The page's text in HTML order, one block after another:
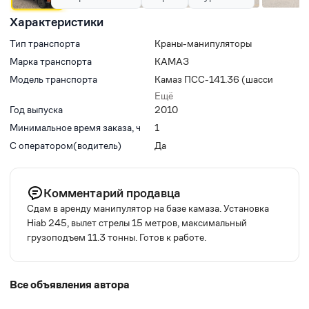
Характеристики
Тип транспорта
Краны-манипуляторы
Марка транспорта
КАМАЗ
Модель транспорта
Камаз ПСС-141.36 (шасси
КАМАЗ-65115 6х4)
Ещё
Год выпуска
2010
Минимальное время заказа, ч
1
С оператором(водитель)
Да
Комментарий продавца
Сдам в аренду манипулятор на базе камаза. Установка
Hiab 245, вылет стрелы 15 метров, максимальный
грузоподъем 11.3 тонны. Готов к работе.
Все объявления автора